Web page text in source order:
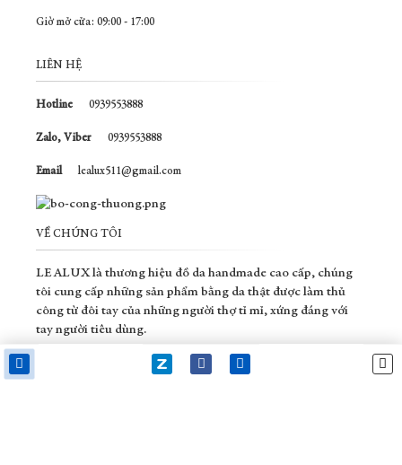
Giờ mở cửa: 09:00 - 17:00
LIÊN HỆ
Hotline 0939553888
Zalo, Viber 0939553888
Email lealux511@gmail.com
VỀ CHÚNG TÔI
LEALUX là thương hiệu đồ da handmade cao cấp, chúng
tôi cung cấp những sản phẩm bằng da thật được làm thủ
công từ đôi tay của những người thợ tỉ mỉ, xứng đáng với
tay người tiêu dùng.